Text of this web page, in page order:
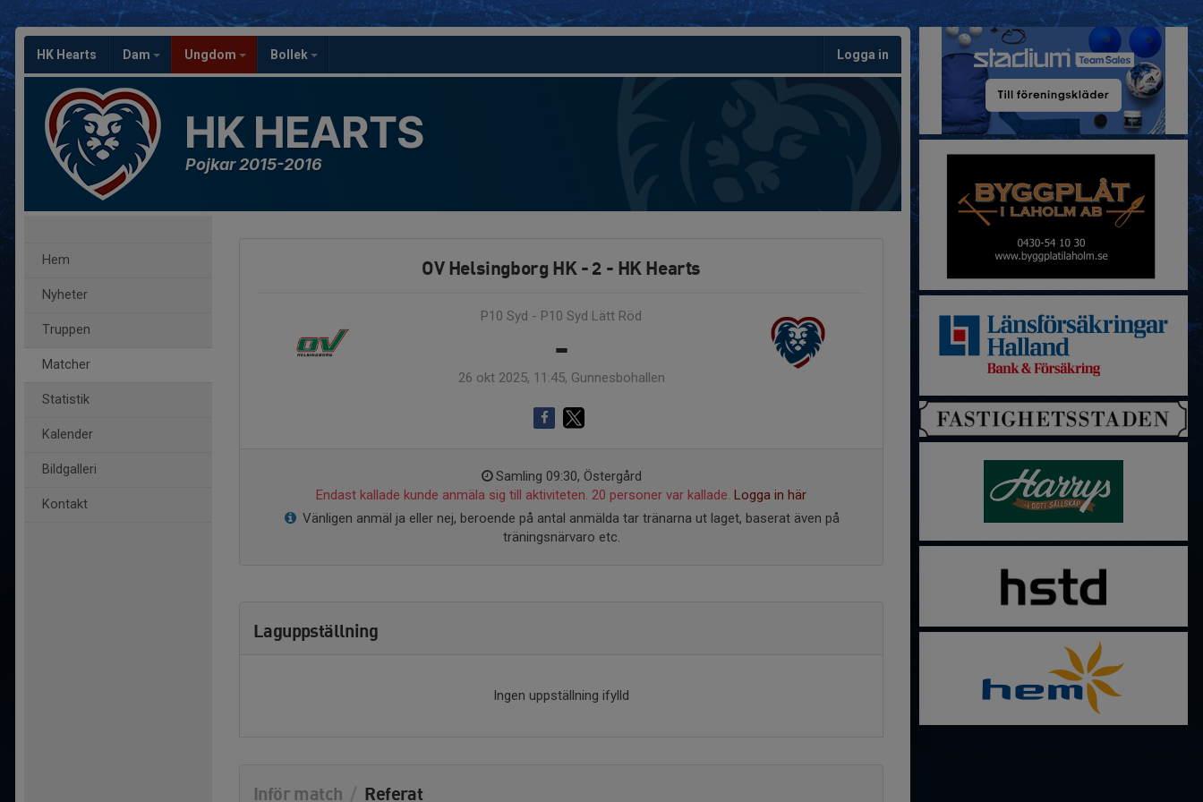
HK Hearts Dam Ungdom Bollek Logga in
HK HEARTS
Pojkar 2015-2016
Hem
Nyheter
Truppen
Matcher
Statistik
Kalender
Bildgalleri
Kontakt
OV Helsingborg HK - 2 - HK Hearts
P10 Syd - P10 Syd Lätt Röd
-
26 okt 2025, 11:45, Gunnesbohallen
Samling 09:30, Östergård
Endast kallade kunde anmäla sig till aktiviteten. 20 personer var kallade. Logga in här
Vänligen anmäl ja eller nej, beroende på antal anmälda tar tränarna ut laget, baserat även på
träningsnärvaro etc.
Laguppställning
Ingen uppställning ifylld
Inför match Referat